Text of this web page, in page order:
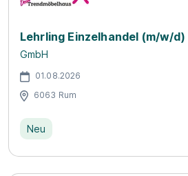
Lehrling Einzelhandel (m/w/d)
GmbH
01.08.2026
6063 Rum
Neu